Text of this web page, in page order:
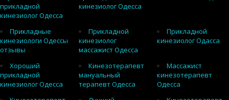
прикладной
кинезиолог Одесса
кинезиолог Одесса
Прикладные
кинезиологи Одессы
отзывы
Прикладной
кинезиолог
массажист Одесса
Прикладной
кинезиолог Одасса
Хороший
прикладной
кинезиолог Одесса
Кинезотерапевт
мануальный
терапевт Одесса
Массажист
кинезотерапевт
Одесса